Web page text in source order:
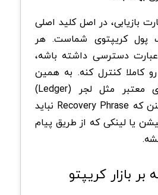
بازیابی، در اصل کلید اصلی
پول کریپتوی شماست. هر
دسترسی داشته باشه،
کاملا کنترل کنه. به همین
خاطر، شرکت های معتبر مثل لجر (Ledger)
همیشه تاکید میکنن که Recovery Phrase نباید
یا لینکی که از طریق پیام
بر بازار کریپتو